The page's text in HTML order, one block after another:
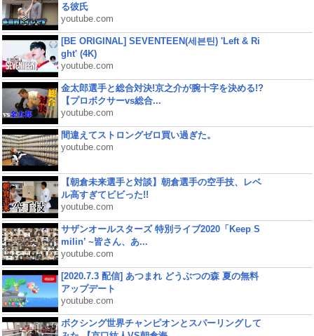
る彼氏
youtube.com
[BE ORIGINAL] SEVENTEEN(세븐틴) 'Left & Ri
ght' (4K)
youtube.com
金太郎選手と総合対決!京之介が腕十字を決める!?
【プロボクサーvs総合...
youtube.com
間違えてストロングゼロ買い過ぎた。
youtube.com
【朝倉未来選手と対談】朝倉選手の空手技、レベ
ル高すぎてビビった!!
youtube.com
サザンオールスターズ 特別ライブ2020「Keep S
milin’ ~皆さん、あ...
youtube.com
[2020.7.3 配信] あつまれ どうぶつの森 夏の無料
アップデート
youtube.com
ボクシング世界チャンピオンとスパーリングして